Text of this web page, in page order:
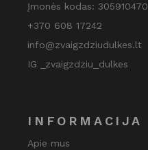
Įmonės kodas: 305910470
+370 608 17242
info@zvaigzdziudulkes.lt
IG _zvaigzdziu_dulkes
INFORMACIJA
Apie mus